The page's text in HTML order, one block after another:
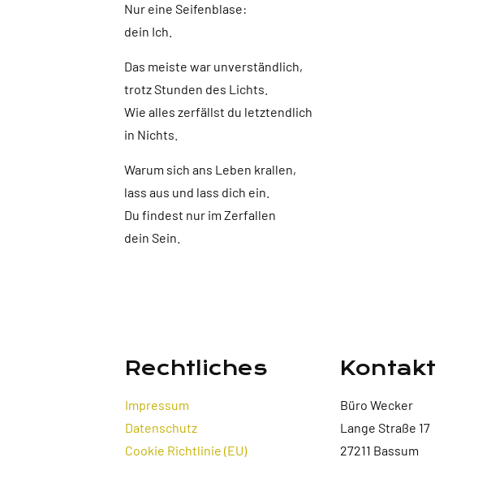
Nur eine Seifenblase:
dein Ich.
Das meiste war unverständlich,
trotz Stunden des Lichts.
Wie alles zerfällst du letztendlich
in Nichts.
Warum sich ans Leben krallen,
lass aus und lass dich ein.
Du findest nur im Zerfallen
dein Sein.
Rechtliches
Impressum
Datenschutz
Cookie Richtlinie (EU)
Kontakt
Büro Wecker
Lange Straße 17
27211 Bassum